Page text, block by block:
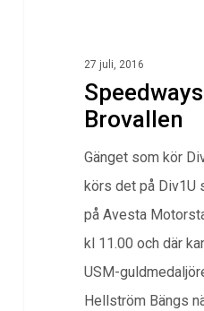
27 juli, 2016
Brovallen
Gänget som kör
körs det på Div1U
på Avesta
kl 11.00 och där
USM-
Hellström Bängs